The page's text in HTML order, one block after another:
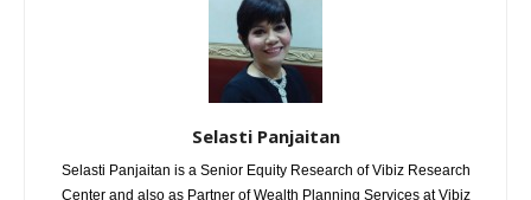
Selasti Panjaitan
Selasti Panjaitan is a Senior Equity Research of Vibiz Research
Center and also as Partner of Wealth Planning Services at Vibiz